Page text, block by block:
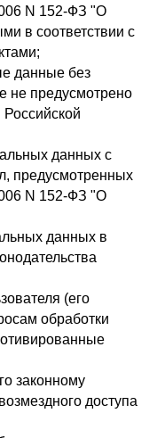
N 152-ФЗ "О
в соответствии с
данные без
не предусмотрено
данных с
предусмотренных
N 152-ФЗ "О
данных в
(его
обработки
законному
доступа